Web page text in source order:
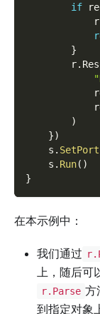
if
            r
}
        r
.
)
})
    s
. SetPort
    s
. Run( )
}
在本示例中：
我们通过
上，随后可
r.Parse 方
到指定对象